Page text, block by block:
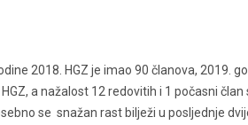
2018. HGZ je imao 90 članova, 2019.
a nažalost 12 redovitih i 1 počasni član
se snažan rast bilježi u posljednje